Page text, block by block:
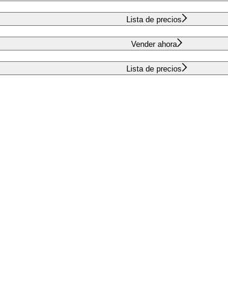
Lista de precios
Vender ahora
Lista de precios